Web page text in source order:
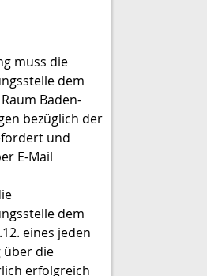
muss die
dem
Baden-
bezüglich der
und
E-Mail
dem
eines jeden
über die
erfolgreich